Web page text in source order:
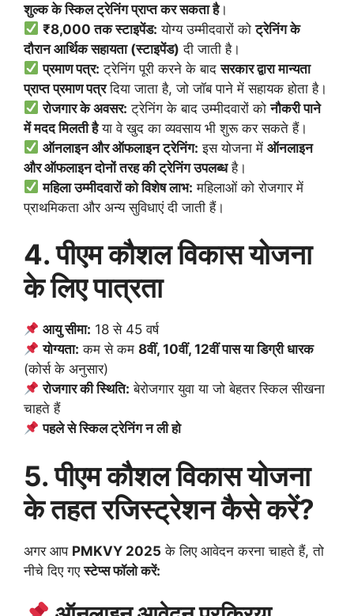
शुल्क के स्किल ट्रेनिंग प्राप्त कर सकता है।
₹8,000 तक स्टाइपेंड: योग्य उम्मीदवारों कोट्रेनिंग के
दौरान आर्थिक सहायता (स्टाइपेंड) दी जाती है।
प्रमाण पत्र: ट्रेनिंग पूरी करने के बादसरकार द्वारा मान्यता
प्राप्त प्रमाण पत्रदिया जाता है, जो जॉब पाने में सहायक होता है।
रोजगार के अवसर: ट्रेनिंग के बाद उम्मीदवारों कोनौकरी पाने
में मदद मिलती हैया वे खुद का व्यवसाय भी शुरू कर सकते हैं।
ऑनलाइन और ऑफलाइन ट्रेनिंग: इस योजना मेंऑनलाइन
और ऑफलाइन दोनों तरह की ट्रेनिंग उपलब्धहै।
महिला उम्मीदवारों को विशेष लाभ: महिलाओं को रोजगार में
प्राथमिकता और अन्य सुविधाएं दी जाती हैं।
4. पीएम कौशल विकास योजना
के लिए पात्रता
आयु सीमा: 18 से 45 वर्ष
योग्यता: कम से कम8वीं, 10वीं, 12वीं पास या डिग्री धारक
(कोर्स के अनुसार)
रोजगार की स्थिति: बेरोजगार युवा या जो बेहतर स्किल सीखना
चाहते हैं
पहले से स्किल ट्रेनिंग न ली हो
5. पीएम कौशल विकास योजना
के तहत रजिस्ट्रेशन कैसे करें?
अगर आप PMKVY 2025 के लिए आवेदन करना चाहते हैं, तो
नीचे दिए गएस्टेप्स फॉलो करें: